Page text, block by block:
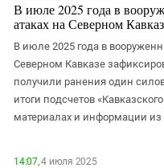
В июле 2025 года в
атаках на Северном
В июле 2025 года в
Северном Кавказе
получили ранения один
итоги подсчетов
материалах и информации из
14:07,4 июля 2025